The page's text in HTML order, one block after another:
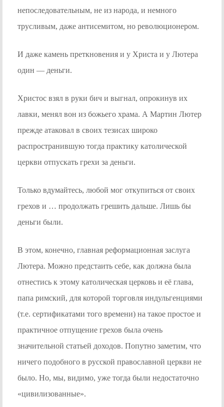
непоследовательным, не из народа, и немного
трусливым, даже антисемитом, но революционером.
И даже камень преткновения и у Христа и у Лютера
один — деньги.
Христос взял в руки бич и выгнал, опрокинув их
лавки, менял вон из божьего храма. А Мартин Лютер
прежде атаковал в своих тезисах широко
распространившую тогда практику католической
церкви отпускать грехи за деньги.
Только вдумайтесь, любой мог откупиться от своих
грехов и … продолжать грешить дальше. Лишь бы
деньги были.
В этом, конечно, главная реформационная заслуга
Лютера. Можно предстаить себе, как должна была
отнестись к этому католическая церковь и её глава,
папа римский, для которой торговля индульгенциями
(т.е. сертификатами того времени) на такое простое и
практичное отпущение грехов была очень
значительной статьей доходов. Попутно заметим, что
ничего подобного в русской православной церкви не
было. Но, мы, видимо, уже тогда были недостаточно
«цивилизованные».